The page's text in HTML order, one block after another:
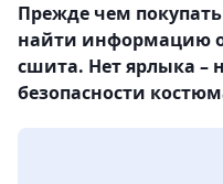
Прежде чем покупать
найти информацию
сшита. Нет ярлыка –
безопасности